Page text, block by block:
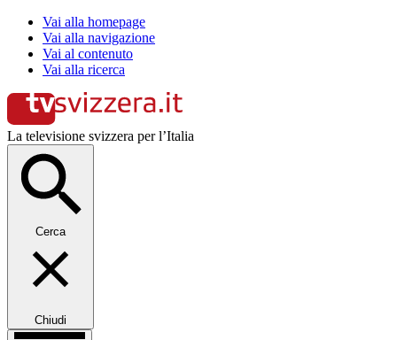
Vai alla homepage
Vai alla navigazione
Vai al contenuto
Vai alla ricerca
La televisione svizzera per l’Italia
Cerca
Chiudi